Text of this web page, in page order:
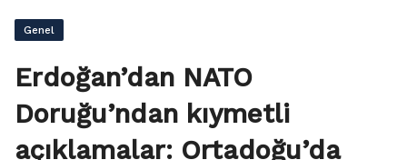
Genel
Erdoğan’dan NATO
Doruğu’ndan kıymetli
açıklamalar: Ortadoğu’da